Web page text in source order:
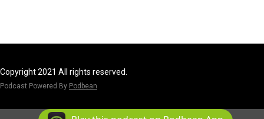
Copyright 2021 All rights reserved.
Podcast Powered By Podbean